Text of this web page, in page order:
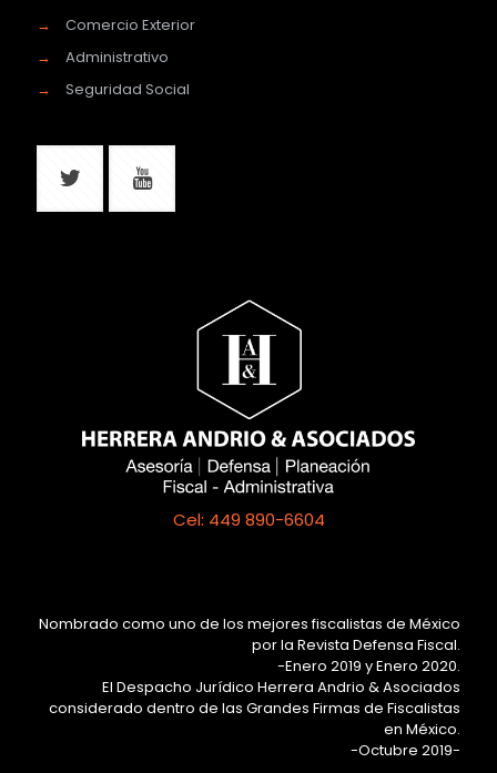
→
Comercio Exterior
→
Administrativo
→
Seguridad Social
Cel: 449 890-6604
Nombrado como uno de los mejores fiscalistas de México
por la Revista Defensa Fiscal.
-Enero 2019 y Enero 2020.
El Despacho Jurídico Herrera Andrio & Asociados
considerado dentro de las Grandes Firmas de Fiscalistas
en México.
-Octubre 2019-